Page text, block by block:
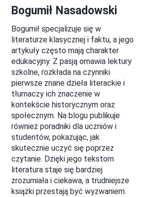
Bogumił Nasadowski
Bogumił specjalizuje się w
literaturze klasycznej i faktu, a jego
artykuły często mają charakter
edukacyjny. Z pasją omawia lektury
szkolne, rozkłada na czynniki
pierwsze znane dzieła literackie i
tłumaczy ich znaczenie w
kontekście historycznym oraz
społecznym. Na blogu publikuje
również poradniki dla uczniów i
studentów, pokazując, jak
skutecznie uczyć się poprzez
czytanie. Dzięki jego tekstom
literatura staje się bardziej
zrozumiała i ciekawa, a trudniejsze
książki przestają być wyzwaniem.